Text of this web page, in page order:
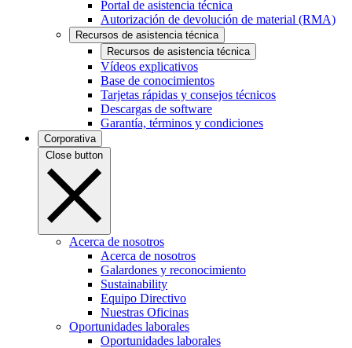
Portal de asistencia técnica
Autorización de devolución de material (RMA)
Recursos de asistencia técnica
Recursos de asistencia técnica
Vídeos explicativos
Base de conocimientos
Tarjetas rápidas y consejos técnicos
Descargas de software
Garantía, términos y condiciones
Corporativa
Close button
Acerca de nosotros
Acerca de nosotros
Galardones y reconocimiento
Sustainability
Equipo Directivo
Nuestras Oficinas
Oportunidades laborales
Oportunidades laborales